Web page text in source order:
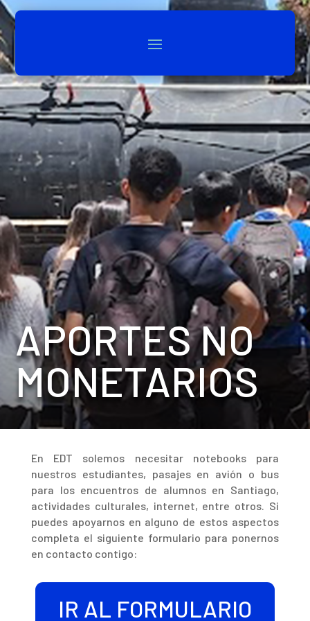
APORTES NO
MONETARIOS
En EDT solemos necesitar notebooks para
nuestros estudiantes, pasajes en avión o bus
para los encuentros de alumnos en Santiago,
actividades culturales, internet, entre otros. Si
puedes apoyarnos en alguno de estos aspectos
completa el siguiente formulario para ponernos
en contacto contigo:
IR AL FORMULARIO